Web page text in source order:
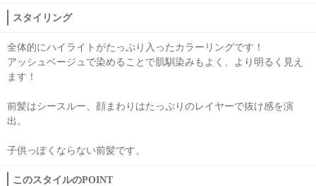
スタイリング
全体的にハイライトがたっぷり入ったカラーリングです！
アッシュベージュで染めることで肌馴染みもよく、より明るく見え
ます！
前髪はシースルー、顔まわりはたっぷりのレイヤーで抜け感を演
出。
子供っぽくならない前髪です。
このスタイルのPOINT